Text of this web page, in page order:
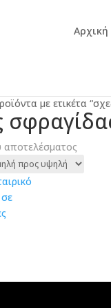
Αρχική
με ετικέτα
αποτελέσματος